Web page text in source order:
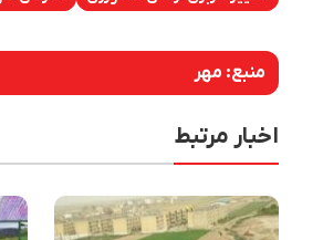
منبع: مهر
اخبار مرتبط